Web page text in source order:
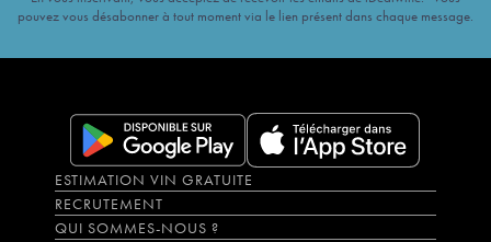
pouvez vous désabonner à tout moment via le lien présent dans chaque message.
ESTIMATION VIN GRATUITE
RECRUTEMENT
QUI SOMMES-NOUS ?